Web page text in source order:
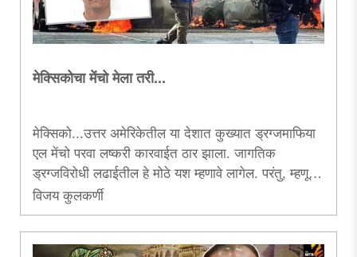
मेक्सिकोचा मेंचो मेला तरी...
मेक्सिको...उत्तर अमेरिकेतील या देशात कुख्यात ड्रग्जमाफिया
एल मेंचो परवा लष्करी कारवाईत ठार झाला. जागतिक
ड्रग्जविरोधी लढाईतील हे मोठे यश म्हणावे लागेल. परंतु, म्हणून
ही लढाई संपलेली नाही. अमली पदार्थांच्या समूळ उच्चाटनासाठी
सीमाभेद विसरून सर्व देश एकत्र येतील, तेव्हाच
‘ड्रग्जतस्करी’वर पोसणार्‍या रक्तबीजरूपी या राक्षसाचा कायमचा
अंत होईल...
विजय कुलकर्णी